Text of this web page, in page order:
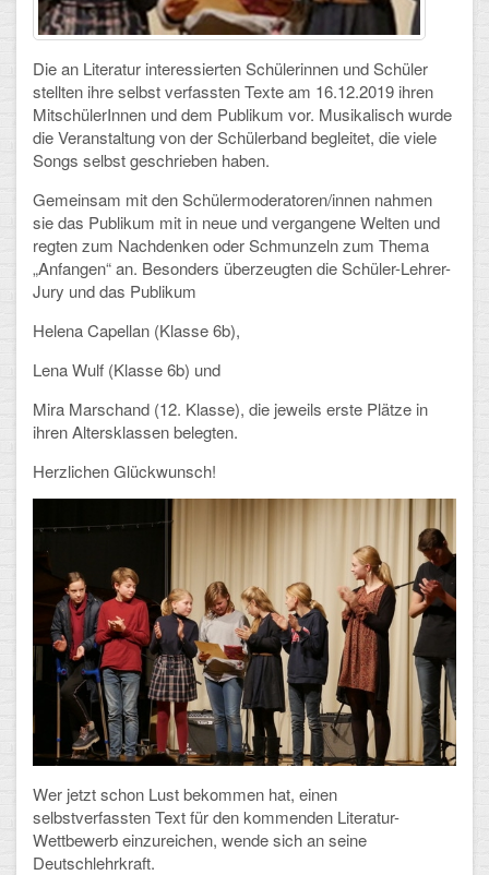
Schulalbum
SCHULLEBEN
Kollegium
Schulleitung
Schülervertretung
Gesamtelternvertretung
Sekretariat
Ganztagsschule
Schulsozialarbeit
Berufsorientierung
Arbeitsgemeinschaften
Elternchor
Förderverein
Ehemalige
Schulzeitung: Der Gottfried
FÄCHER
Deutsch und Fremdsprachen
Die an Literatur interessierten Schülerinnen und Schüler
stellten ihre selbst verfassten Texte am 16.12.2019 ihren
MitschülerInnen und dem Publikum vor. Musikalisch wurde
die Veranstaltung von der Schülerband begleitet, die viele
Songs selbst geschrieben haben.
Gemeinsam mit den Schülermoderatoren/innen nahmen
sie das Publikum mit in neue und vergangene Welten und
regten zum Nachdenken oder Schmunzeln zum Thema
„Anfangen“ an. Besonders überzeugten die Schüler-Lehrer-
Jury und das Publikum
Helena Capellan (Klasse 6b),
Lena Wulf (Klasse 6b) und
Mira Marschand (12. Klasse), die jeweils erste Plätze in
ihren Altersklassen belegten.
Herzlichen Glückwunsch!
Wer jetzt schon Lust bekommen hat, einen
selbstverfassten Text für den kommenden Literatur-
Wettbewerb einzureichen, wende sich an seine
Deutschlehrkraft.